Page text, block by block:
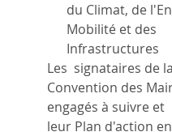
du Climat, de
Mobilité et des
Infrastructures
Les  signataires de la
Convention des
engagés à suivre
leur Plan d'action